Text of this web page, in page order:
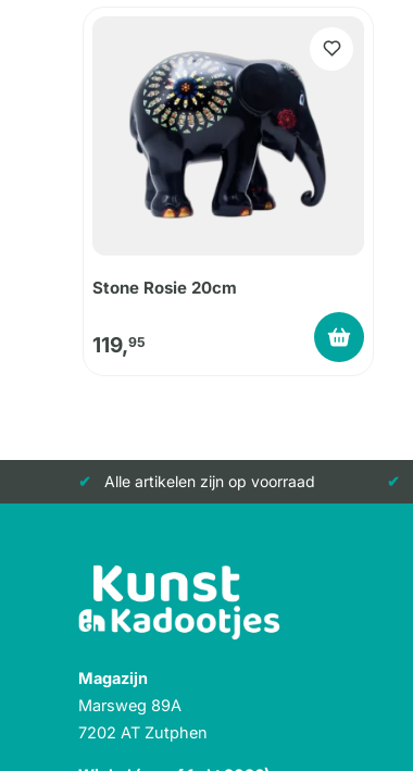
Stone Rosie 20cm
119,95
Alle artikelen zijn op voorraad
Magazijn
Marsweg 89A
7202 AT Zutphen